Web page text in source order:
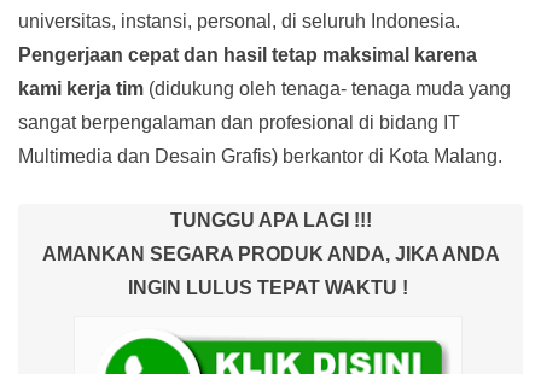
universitas, instansi, personal, di seluruh Indonesia.
Pengerjaan cepat dan hasil tetap maksimal karena
kami kerja tim (didukung oleh tenaga- tenaga muda yang
sangat berpengalaman dan profesional di bidang IT
Multimedia dan Desain Grafis) berkantor di Kota Malang.
TUNGGU APA LAGI !!!
AMANKAN SEGARA PRODUK ANDA, JIKA ANDA
INGIN LULUS TEPAT WAKTU !